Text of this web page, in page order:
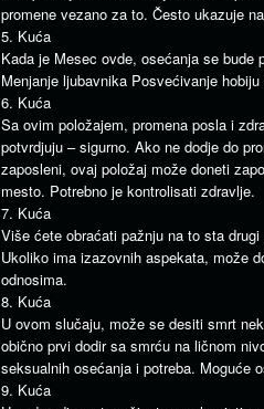
promene vezano za to. Često ukazuje
5. Kuća
Kada je Mesec ovde, osećanja se
Menjanje ljubavnika Posvećivanje
6. Kuća
Sa ovim položajem, promena posla i
potvrdjuju – sigurno. Ako ne dodje do
zaposleni, ovaj položaj može doneti
mesto. Potrebno je kontrolisati zdravlje.
7. Kuća
Više ćete obraćati pažnju na to sta
Ukoliko ima izazovnih aspekata, može
odnosima.
8. Kuća
U ovom slučaju, može se desiti smrt
obično prvi dodir sa smrću na ličnom
seksualnih osećanja i potreba. Moguće
9. Kuća